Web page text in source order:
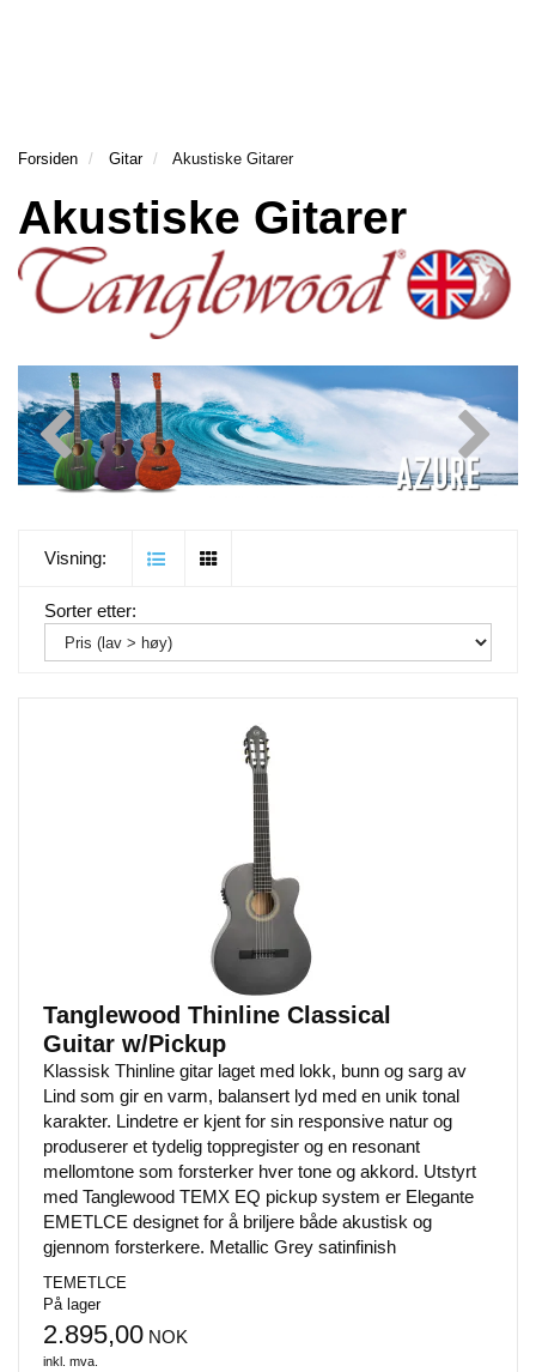
Forsiden Gitar Akustiske Gitarer
Akustiske Gitarer
Visning:
Sorter etter:
Tanglewood Thinline Classical
Guitar w/Pickup
Klassisk Thinline gitar laget med lokk, bunn og sarg av
Lind som gir en varm, balansert lyd med en unik tonal
karakter. Lindetre er kjent for sin responsive natur og
produserer et tydelig toppregister og en resonant
mellomtone som forsterker hver tone og akkord. Utstyrt
med Tanglewood TEMX EQ pickup system er Elegante
EMETLCE designet for å briljere både akustisk og
gjennom forsterkere. Metallic Grey satinfinish
TEMETLCE
På lager
2.895,00 NOK
inkl. mva.